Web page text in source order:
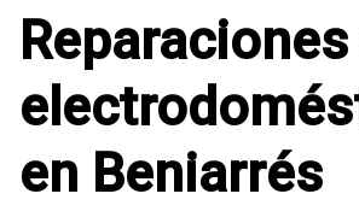
en Beniarrés